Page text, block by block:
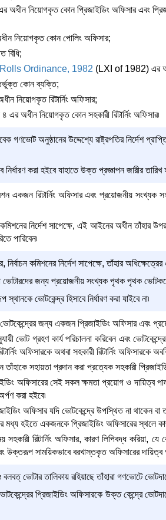
অধীন নিয়োগকৃত কোন প্রিজাইডিং অফিসার এবং
নিয়োগকৃত কোন পোলিং অফিসার;
বিধি;
Ordinance, 1982 (LXI of 1982) এর
কোন ব্যক্তি;
নিয়োগকৃত রিটার্নিং অফিসার;
৪ এর অধীন নিয়োগকৃত কোন সহকারী রিটার্নিং অফিসার৷
গণভোট অনুষ্ঠানের উদ্দেশ্যে রাষ্ট্রপতির নির্দেশ
করা হইবে যাহাতে উক্ত প্রজ্ঞাপন জারীর
একজন রিটার্নিং অফিসার এবং প্রয়োজনীয় সংখ্যক
নির্দেশ সাপেক্ষে, এই আইনের অধীন তাঁহার
পারিবেন৷
নির্বাচন কমিশনের নির্দেশ সাপেক্ষে, তাঁহার
জন্য প্রয়োজনীয় সংখ্যক পৃথক পৃথক
ভোটকেন্দ্র হিসাবে নির্ধারণ করা যাইবে না৷
ভোটকেন্দ্রের জন্য একজন প্রিজাইডিং অফিসার এবং
ভোট গ্রহণ কার্য পরিচালনা করিবেন এবং
অফিসারকে অথবা সহকারী রিটার্নিং অফিসারকে
তাঁহাকে সহায়তা প্রদান করা প্রত্যেক সহকারী
অফিসারের সেই সকল ক্ষমতা প্রয়োগ ও দায়িত্ব
করা হইবে৷
অফিসার যদি ভোটকেন্দ্রে উপস্থিত না থাকেন বা
মধ্য হইতে একজনকে প্রিজাইডিং অফিসারের স্থলে
রিটার্নিং অফিসার, কারণ লিপিবদ্ধ করিয়া,
উক্তরূপ সাময়িকভাবে বরখাস্তকৃত অফিসারের দায়িত্ব
ভোটার তালিকায় রহিয়াছে তাঁহারা গণভোটে
প্রিজাইডিং অফিসারকে উক্ত কেন্দ্রে